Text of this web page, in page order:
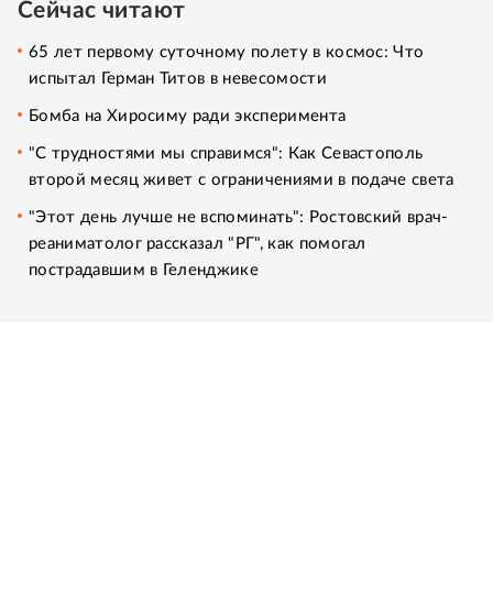
Сейчас читают
65 лет первому суточному полету в космос: Что
испытал Герман Титов в невесомости
Бомба на Хиросиму ради эксперимента
"С трудностями мы справимся": Как Севастополь
второй месяц живет с ограничениями в подаче света
"Этот день лучше не вспоминать": Ростовский врач-
реаниматолог рассказал "РГ", как помогал
пострадавшим в Геленджике